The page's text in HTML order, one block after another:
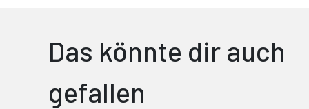
Das könnte dir auch
gefallen